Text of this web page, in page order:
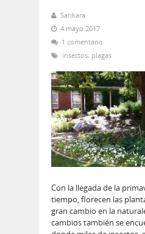
Sankara
4 mayo 2017
1 comentario
insectos, plagas
Con la llegada de la
tiempo, florecen las
gran cambio en la
cambios también se